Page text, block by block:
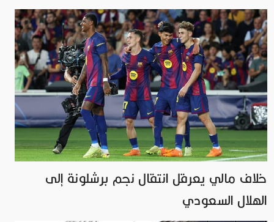
خلاف مالي يعرقل انتقال نجم برشلونة إلى
الهلال السعودي